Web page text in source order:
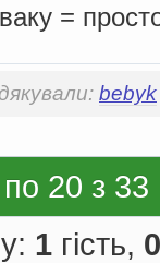
=
bebyk
20 з 33
1 гість, 0